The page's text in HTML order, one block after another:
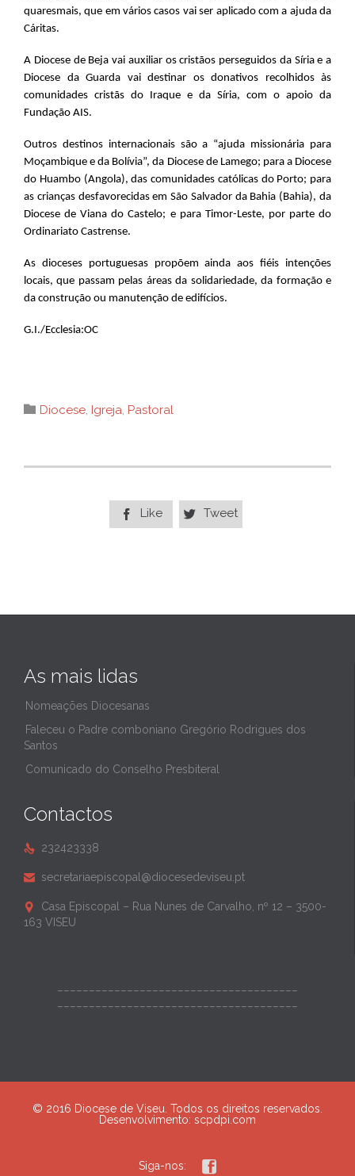
quaresmais, que em vários casos vai ser aplicado com a ajuda da
Cáritas.
A Diocese de Beja vai auxiliar os cristãos perseguidos da Síria e a
Diocese da Guarda vai destinar os donativos recolhidos às
comunidades cristãs do Iraque e da Síria, com o apoio da
Fundação AIS.
Outros destinos internacionais são a “ajuda missionária para
Moçambique e da Bolívia”, da Diocese de Lamego; para a Diocese
do Huambo (Angola), das comunidades católicas do Porto; para
as crianças desfavorecidas em São Salvador da Bahia (Bahia), da
Diocese de Viana do Castelo; e para Timor-Leste, por parte do
Ordinariato Castrense.
As dioceses portuguesas propõem ainda aos fiéis intenções
locais, que passam pelas áreas da solidariedade, da formação e
da construção ou manutenção de edifícios.
G.I./Ecclesia:OC
 Category
Diocese, Igreja, Pastoral
 Like  Tweet
As mais lidas
Nomeações Diocesanas
Faleceu o Padre comboniano Gregório Rodrigues dos
Santos
Comunicado do Conselho Presbiteral
Contactos
 232423338
 secretariaepiscopal@diocesedeviseu.pt

Casa Episcopal – Rua Nunes de Carvalho, nº 12 – 3500-
163 VISEU
© 2016 Diocese de Viseu. Todos os direitos reservados.
Desenvolvimento: scpdpi.com
Siga-nos: 